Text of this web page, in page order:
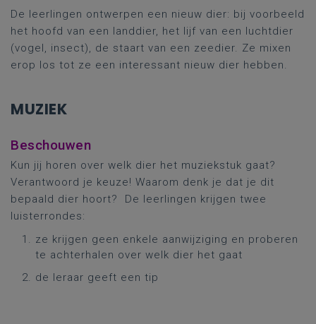
De leerlingen ontwerpen een nieuw dier: bij voorbeeld
het hoofd van een landdier, het lijf van een luchtdier
(vogel, insect), de staart van een zeedier. Ze mixen
erop los tot ze een interessant nieuw dier hebben.
MUZIEK
Beschouwen
Kun jij horen over welk dier het muziekstuk gaat?
Verantwoord je keuze! Waarom denk je dat je dit
bepaald dier hoort? De leerlingen krijgen twee
luisterrondes:
ze krijgen geen enkele aanwijziging en proberen
te achterhalen over welk dier het gaat
de leraar geeft een tip